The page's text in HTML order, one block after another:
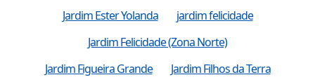
Jardim Ester Yolanda
jardim felicidade
Jardim Felicidade (Zona Norte)
Jardim Figueira Grande
Jardim Filhos da Terra